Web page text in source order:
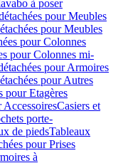
à poser
pour Meubles
pour Meubles
pour Colonnes
pour Colonnes mi-
pour Armoires
pour Autres
pour Etagères
AccessoiresCasiers et
porte-
de piedsTableaux
pour Prises
à